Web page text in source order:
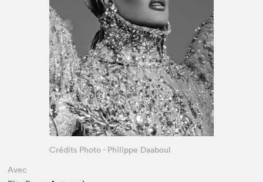
Avec
Crédits Photo - Philippe Daaboul